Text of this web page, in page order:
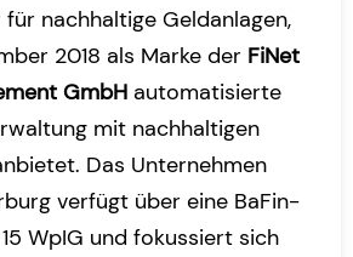
für nachhaltige Geldanlagen,
2018 als Marke der FiNet
GmbH automatisierte
mit nachhaltigen
Das Unternehmen
verfügt über eine BaFin-
WpIG und fokussiert sich